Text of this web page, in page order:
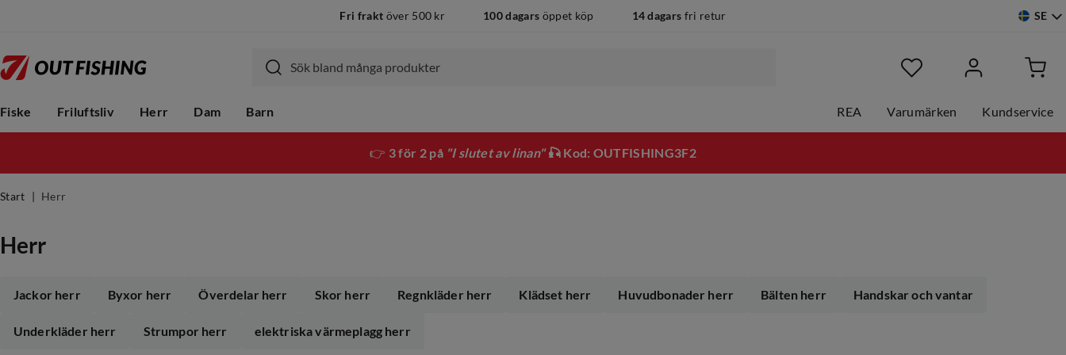
Fri frakt över 500 kr 100 dagars öppet köp 14 dagars fri retur SE
Fiske Friluftsliv Herr Dam Barn REA Varumärken Kundservice
👉 3 för 2 på "I slutet av linan"🎣 Kod: OUTFISHING3F2
Start Herr
Herr
Jackor herr Byxor herr Överdelar herr Skor herr Regnkläder herr Klädset herr Huvudbonader herr Bälten herr Handskar och vantar
Underkläder herr Strumpor herr elektriska värmeplagg herr